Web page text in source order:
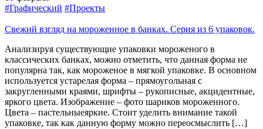
#Графический #Проекты
Свежий взгляд на мороженное в банках. Серия из 6 упаковок.
Анализируя существующие упаковки мороженого в
классических банках, можно отметить, что данная форма не
популярна так, как мороженое в мягкой упаковке. В основном
используется устарелая форма – прямоугольная с
закругленными краями, шрифты – рукописные, акцидентные,
яркого цвета. Изображение – фото шариков мороженного.
Цвета – пастельныеяркие. Стоит уделить внимание такой
упаковке, так как данную форму можно переосмыслить […]